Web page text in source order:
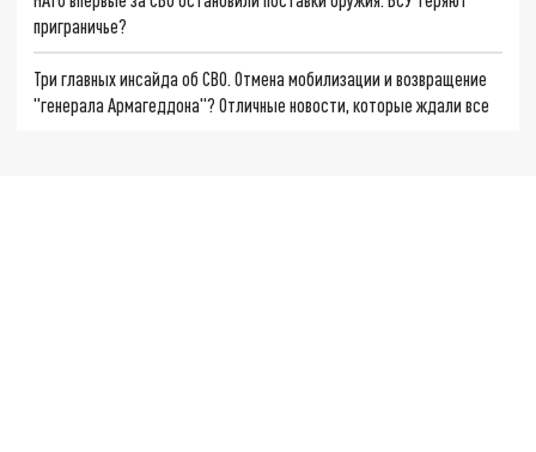
приграничье?
Три главных инсайда об СВО. Отмена мобилизации и возвращение
"генерала Армагеддона"? Отличные новости, которые ждали все